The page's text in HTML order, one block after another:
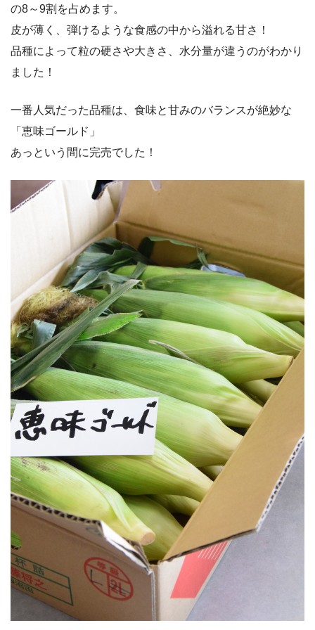
の8～9割を占めます。
皮が薄く、弾けるような食感の中から溢れる甘さ！
品種によって粒の硬さや大きさ、水分量が違うのがわかり
ました！
一番人気だった品種は、食味と甘みのバランスが絶妙な
「恵味ゴールド」
あっという間に完売でした！